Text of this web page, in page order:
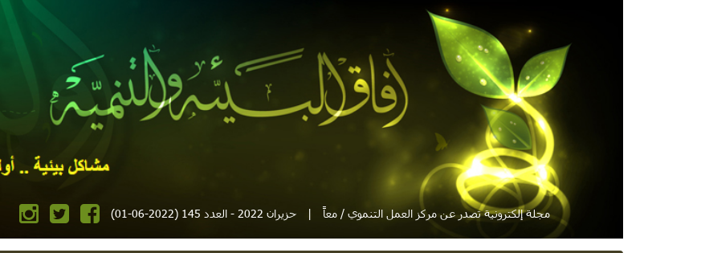
مجلة إلكترونية تصدر عن مركز العمل التنموي / معاً | حزيران 2022 - العدد 145 (2022-06-01)